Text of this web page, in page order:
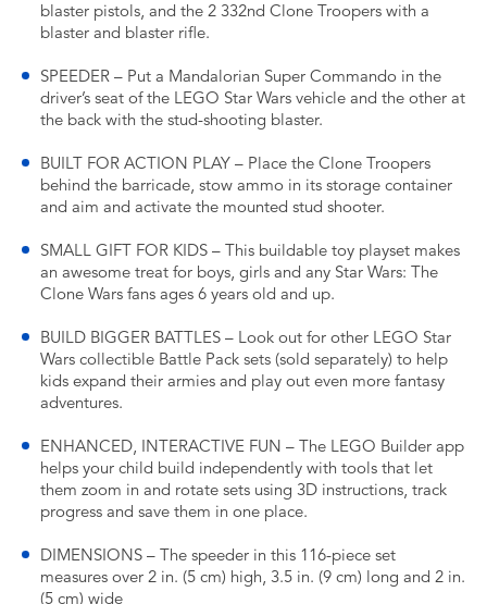
blaster pistols, and the 2 332nd Clone Troopers with a
blaster and blaster rifle.
SPEEDER – Put a Mandalorian Super Commando in the
driver’s seat of the LEGO Star Wars vehicle and the other at
the back with the stud-shooting blaster.
BUILT FOR ACTION PLAY – Place the Clone Troopers
behind the barricade, stow ammo in its storage container
and aim and activate the mounted stud shooter.
SMALL GIFT FOR KIDS – This buildable toy playset makes
an awesome treat for boys, girls and any Star Wars: The
Clone Wars fans ages 6 years old and up.
BUILD BIGGER BATTLES – Look out for other LEGO Star
Wars collectible Battle Pack sets (sold separately) to help
kids expand their armies and play out even more fantasy
adventures.
ENHANCED, INTERACTIVE FUN – The LEGO Builder app
helps your child build independently with tools that let
them zoom in and rotate sets using 3D instructions, track
progress and save them in one place.
DIMENSIONS – The speeder in this 116-piece set
measures over 2 in. (5 cm) high, 3.5 in. (9 cm) long and 2 in.
(5 cm) wide